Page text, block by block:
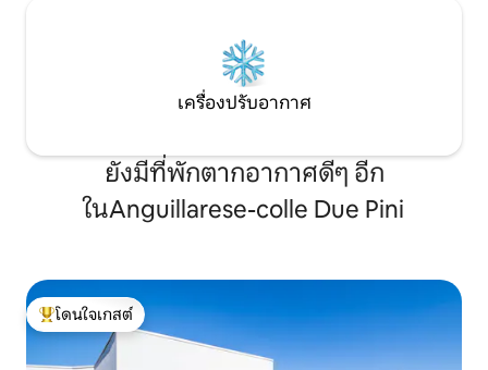
เครื่องปรับอากาศ
ยังมีที่พักตากอากาศดีๆ อีก
ในAnguillarese-colle Due Pini
โดนใจเกสต์ที่สุด
โดนใจเกสต์